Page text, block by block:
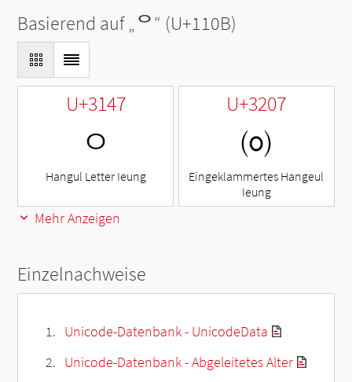
Basierend auf „ᄋ“ (U+110B)
U+3147
ㅇ
Hangul Letter Ieung
U+3207
㈇
Eingeklammertes Hangeul
Ieung
Mehr Anzeigen
Einzelnachweise
Unicode-Datenbank - UnicodeData
Unicode-Datenbank - Abgeleitetes Alter